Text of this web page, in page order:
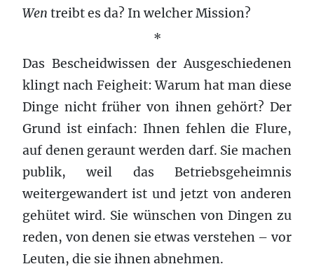
Wen treibt es da? In welcher Mission?
*
Das Bescheidwissen der Ausgeschiedenen
klingt nach Feigheit: Warum hat man diese
Dinge nicht früher von ihnen gehört? Der
Grund ist einfach: Ihnen fehlen die Flure,
auf denen geraunt werden darf. Sie machen
publik, weil das Betriebsgeheimnis
weitergewandert ist und jetzt von anderen
gehütet wird. Sie wünschen von Dingen zu
reden, von denen sie etwas verstehen – vor
Leuten, die sie ihnen abnehmen.